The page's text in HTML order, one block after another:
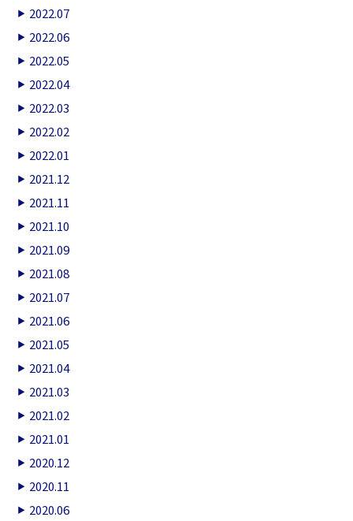
2022.07
2022.06
2022.05
2022.04
2022.03
2022.02
2022.01
2021.12
2021.11
2021.10
2021.09
2021.08
2021.07
2021.06
2021.05
2021.04
2021.03
2021.02
2021.01
2020.12
2020.11
2020.06